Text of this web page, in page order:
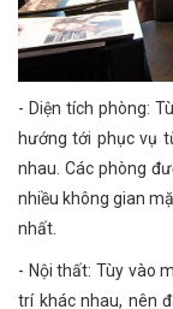
- Diện tích phòng:
hướng tới phục vụ
nhau. Các phòng
nhiều không gian
nhất.
- Nội thất: Tùy vào
trí khác nhau, nên